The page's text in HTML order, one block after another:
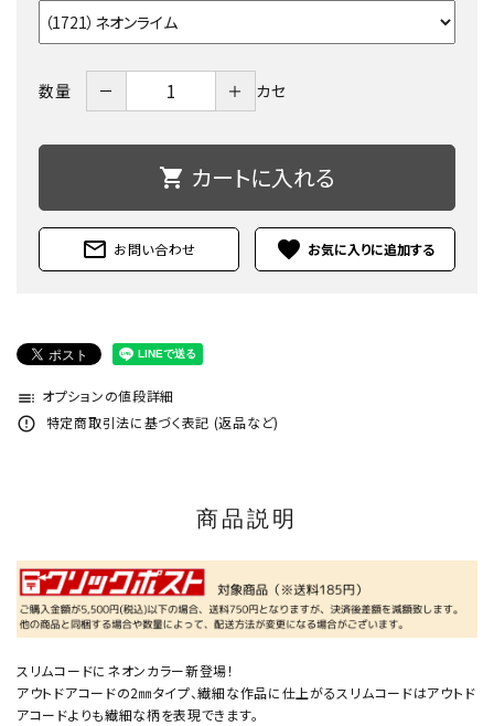
数量 － ＋ カセ
shopping_cart カートに入れる
mail_outline お問い合わせ favorite
toc オプションの値段詳細
error_outline 特定商取引法に基づく表記 (返品など)
商品説明
スリムコードにネオンカラー新登場！
アウトドアコードの2㎜タイプ、繊細な作品に仕上がるスリムコードはアウトド
アコードよりも繊細な柄を表現できます。